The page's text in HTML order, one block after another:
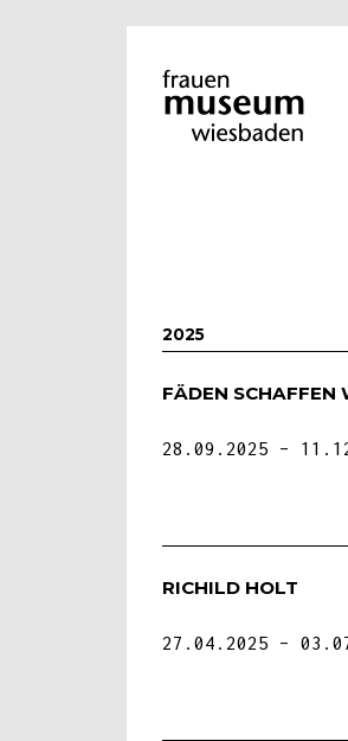
2025
FÄDEN SCHAFFEN
28.09.2025
RICHILD HOLT
27.04.2025